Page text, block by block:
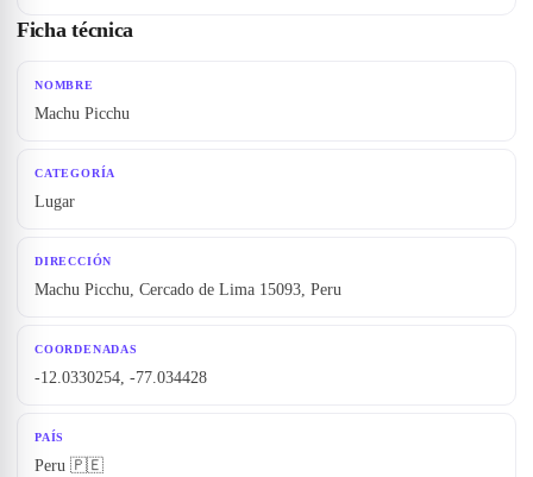
Ficha técnica
NOMBRE
Machu Picchu
CATEGORÍA
Lugar
DIRECCIÓN
Machu Picchu, Cercado de Lima 15093, Peru
COORDENADAS
-12.0330254, -77.034428
PAÍS
Peru 🇵🇪